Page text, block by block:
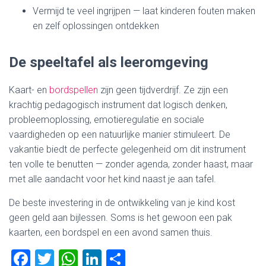
Vermijd te veel ingrijpen — laat kinderen fouten maken
en zelf oplossingen ontdekken
De speeltafel als leeromgeving
Kaart- en bordspellen zijn geen tijdverdrijf. Ze zijn een
krachtig pedagogisch instrument dat logisch denken,
probleemoplossing, emotieregulatie en sociale
vaardigheden op een natuurlijke manier stimuleert. De
vakantie biedt de perfecte gelegenheid om dit instrument
ten volle te benutten — zonder agenda, zonder haast, maar
met alle aandacht voor het kind naast je aan tafel.
De beste investering in de ontwikkeling van je kind kost
geen geld aan bijlessen. Soms is het gewoon een pak
kaarten, een bordspel en een avond samen thuis.
F
T
W Li